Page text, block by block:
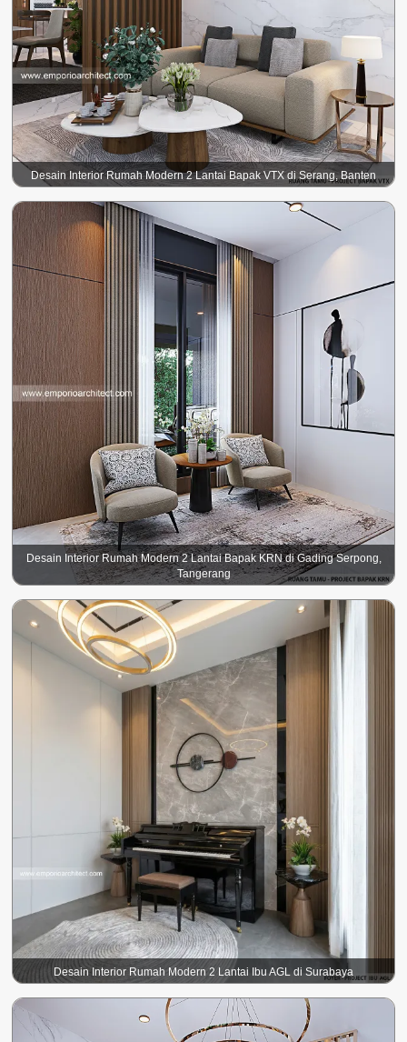
Desain Interior Rumah Modern 2 Lantai Bapak VTX di Serang, Banten
Desain Interior Rumah Modern 2 Lantai Bapak KRN di Gading Serpong,
Tangerang
Desain Interior Rumah Modern 2 Lantai Ibu AGL di Surabaya